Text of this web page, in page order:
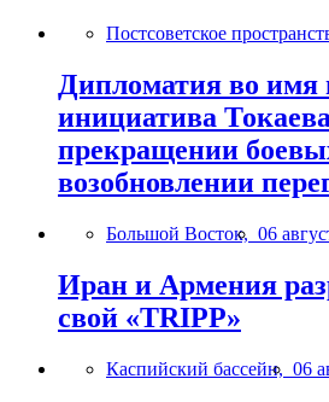
Постсоветское
Дипломатия во имя
инициатива
прекращении
возобновлении
Большой Восток, 06
Иран и Армения
свой «TRIPP»
Каспийский бассейн, 06